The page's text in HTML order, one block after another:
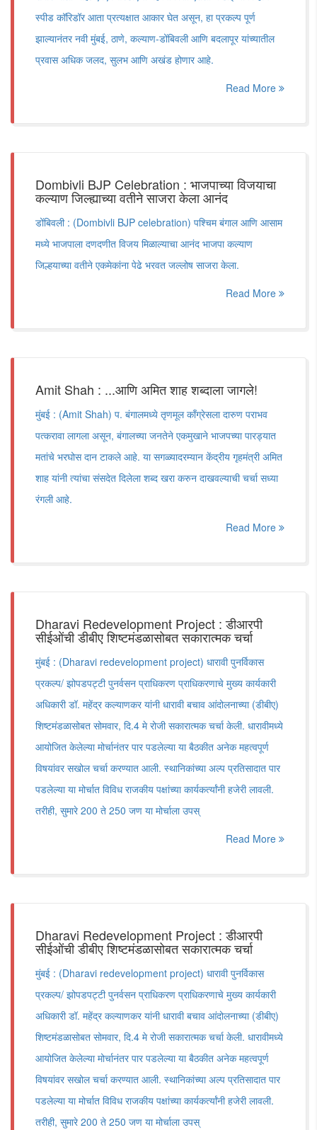
स्पीड कॉरिडॉर आता प्रत्यक्षात आकार घेत असून, हा प्रकल्प पूर्ण
झाल्यानंतर नवी मुंबई, ठाणे, कल्याण-डोंबिवली आणि बदलापूर यांच्यातील
प्रवास अधिक जलद, सुलभ आणि अखंड होणार आहे.
Read More
Dombivli BJP Celebration : भाजपाच्या विजयाचा
कल्याण जिल्ह्याच्या वतीने साजरा केला आनंद
डोंबिवली : (Dombivli BJP celebration) पश्चिम बंगाल आणि आसाम
मध्ये भाजपाला दणदणीत विजय मिळाल्याचा आनंद भाजपा कल्याण
जिल्हयाच्या वतीने एकमेकांना पेढे भरवत जल्लोष साजरा केला.
Read More
Amit Shah : ...आणि अमित शाह शब्दाला जागले!
मुंबई : (Amit Shah) प. बंगालमध्ये तृणमूल काँग्रेसला दारुण पराभव
पत्करावा लागला असून, बंगालच्या जनतेने एकमुखाने भाजपच्या पारड्यात
मतांचे भरघोस दान टाकले आहे. या सगळ्यादरम्यान केंद्रीय गृहमंत्री अमित
शाह यांनी त्यांचा संसदेत दिलेला शब्द खरा करुन दाखवल्याची चर्चा सध्या
रंगली आहे.
Read More
Dharavi Redevelopment Project : डीआरपी
सीईओंची डीबीए शिष्टमंडळासोबत सकारात्मक चर्चा
मुंबई : (Dharavi redevelopment project) धारावी पुनर्विकास
प्रकल्प/ झोपडपट्टी पुनर्वसन प्राधिकरण प्राधिकरणाचे मुख्य कार्यकारी
अधिकारी डॉ. महेंद्र कल्याणकर यांनी धारावी बचाव आंदोलनाच्या (डीबीए)
शिष्टमंडळासोबत सोमवार, दि.4 मे रोजी सकारात्मक चर्चा केली. धारावीमध्ये
आयोजित केलेल्या मोर्चानंतर पार पडलेल्या या बैठकीत अनेक महत्वपूर्ण
विषयांवर सखोल चर्चा करण्यात आली. स्थानिकांच्या अल्प प्रतिसादात पार
पडलेल्या या मोर्चात विविध राजकीय पक्षांच्या कार्यकर्त्यांनी हजेरी लावली.
तरीही, सुमारे 200 ते 250 जण या मोर्चाला उपस्
Read More
Dharavi Redevelopment Project : डीआरपी
सीईओंची डीबीए शिष्टमंडळासोबत सकारात्मक चर्चा
मुंबई : (Dharavi redevelopment project) धारावी पुनर्विकास
प्रकल्प/ झोपडपट्टी पुनर्वसन प्राधिकरण प्राधिकरणाचे मुख्य कार्यकारी
अधिकारी डॉ. महेंद्र कल्याणकर यांनी धारावी बचाव आंदोलनाच्या (डीबीए)
शिष्टमंडळासोबत सोमवार, दि.4 मे रोजी सकारात्मक चर्चा केली. धारावीमध्ये
आयोजित केलेल्या मोर्चानंतर पार पडलेल्या या बैठकीत अनेक महत्वपूर्ण
विषयांवर सखोल चर्चा करण्यात आली. स्थानिकांच्या अल्प प्रतिसादात पार
पडलेल्या या मोर्चात विविध राजकीय पक्षांच्या कार्यकर्त्यांनी हजेरी लावली.
तरीही, सुमारे 200 ते 250 जण या मोर्चाला उपस्